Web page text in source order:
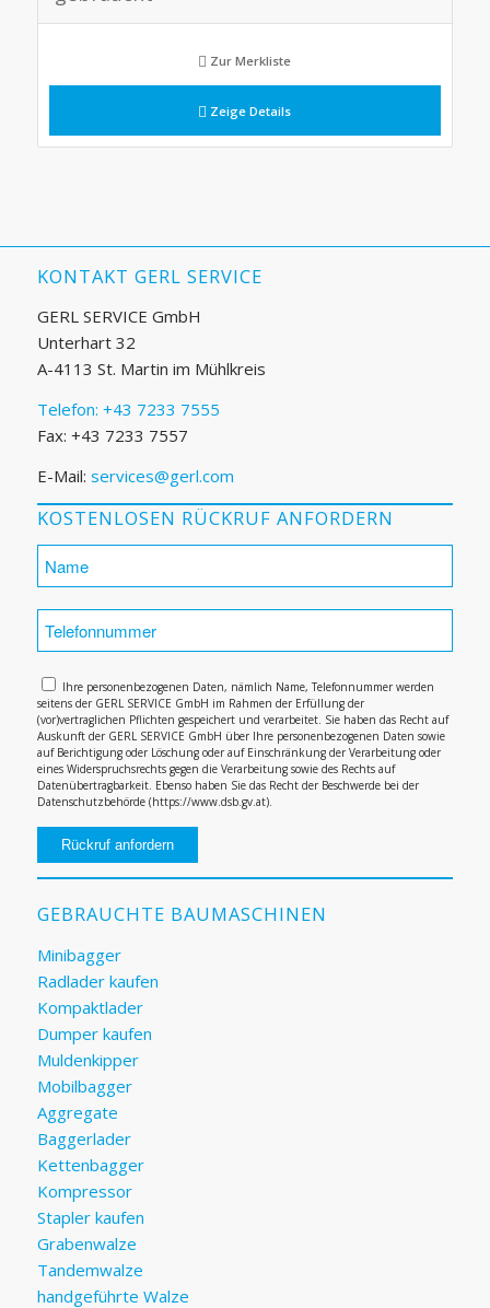
Zur Merkliste
Zeige Details
KONTAKT GERL SERVICE
GERL SERVICE GmbH
Unterhart 32
A-4113 St. Martin im Mühlkreis
Telefon: +43 7233 7555
Fax: +43 7233 7557
E-Mail: services@gerl.com
KOSTENLOSEN RÜCKRUF ANFORDERN
Ihre personenbezogenen Daten, nämlich Name, Telefonnummer werden
seitens der GERL SERVICE GmbH im Rahmen der Erfüllung der
(vor)vertraglichen Pflichten gespeichert und verarbeitet. Sie haben das Recht auf
Auskunft der GERL SERVICE GmbH über Ihre personenbezogenen Daten sowie
auf Berichtigung oder Löschung oder auf Einschränkung der Verarbeitung oder
eines Widerspruchsrechts gegen die Verarbeitung sowie des Rechts auf
Datenübertragbarkeit. Ebenso haben Sie das Recht der Beschwerde bei der
Datenschutzbehörde (https://www.dsb.gv.at).
GEBRAUCHTE BAUMASCHINEN
Minibagger
Radlader kaufen
Kompaktlader
Dumper kaufen
Muldenkipper
Mobilbagger
Aggregate
Baggerlader
Kettenbagger
Kompressor
Stapler kaufen
Grabenwalze
Tandemwalze
handgeführte Walze